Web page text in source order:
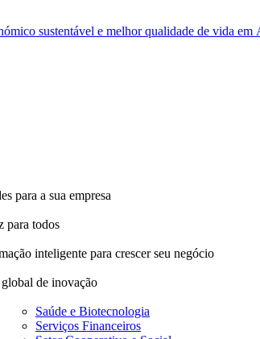
sustentável e melhor qualidade de vida em
para a sua empresa
para todos
inteligente para crescer seu negócio
de inovação
Saúde e Biotecnologia
Serviços Financeiros